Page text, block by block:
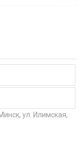
ул. Илимская,